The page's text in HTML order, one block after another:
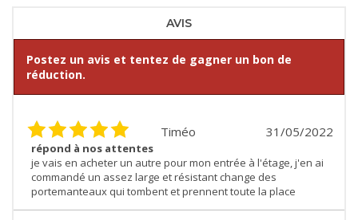
AVIS
Postez un avis et tentez de gagner un bon de
réduction.
31/05/2022
Timéo
répond à nos attentes
je vais en acheter un autre pour mon entrée à l'étage, j'en ai
commandé un assez large et résistant change des
portemanteaux qui tombent et prennent toute la place